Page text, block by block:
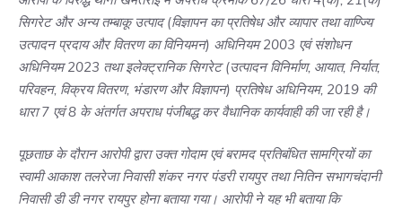
सिगरेट और अन्य तम्बाकू उत्पाद (विज्ञापन का प्रतिषेध और व्यापार तथा वाण्ज्यि
उत्पादन प्रदाय और वितरण का विनियमन) अधिनियम 2003 एवं संशोधन
अधिनियम 2023 तथा इलेक्ट्रानिक सिगरेट (उत्पादन विनिर्माण, आयात, निर्यात,
परिवहन, विक्रय वितरण, भंडारण और विज्ञापन) प्रतिषेध अधिनियम, 2019 की
धारा 7 एवं 8 के अंतर्गत अपराध पंजीबद्ध कर वैधानिक कार्यवाही की जा रही है।
पूछताछ के दौरान आरोपी द्वारा उक्त गोदाम एवं बरामद प्रतिबंधित सामग्रियों का
स्वामी आकाश तलरेजा निवासी शंकर नगर पंडरी रायपुर तथा नितिन सभागचंदानी
निवासी डी डी नगर रायपुर होना बताया गया। आरोपी ने यह भी बताया कि